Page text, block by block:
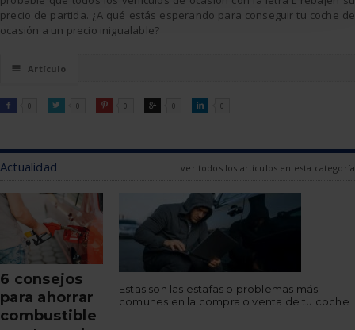
precio de partida. ¿A qué estás esperando para conseguir tu coche de
ocasión a un precio inigualable?
☰ Artículo

FACEBOOK
0 
TWITTER0 
PINTEREST
0 
GOOGLE0 
LINKEDIN
0
Actualidad ver todos los artículos en esta categoría
6 consejos
para ahorrar
combustible
Estas son las estafas o problemas más
comunes en la compra o venta de tu coche